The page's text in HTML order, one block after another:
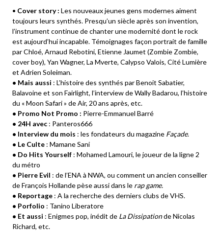
• Cover story : Les nouveaux jeunes gens modernes aiment
toujours leurs synthés. Presqu’un siècle après son invention,
l’instrument continue de chanter une modernité dont le rock
est aujourd’hui incapable. Témoignages façon portrait de famille
par Chloé, Arnaud Rebotini, Etienne Jaumet (Zombie Zombie,
cover boy), Yan Wagner, La Mverte, Calypso Valois, Cité Lumière
et Adrien Soleiman.
• Mais aussi : L’histoire des synthés par Benoit Sabatier,
Balavoine et son Fairlight, l’interview de Wally Badarou, l’histoire
du « Moon Safari » de Air, 20 ans après, etc.
• Promo Not Promo : Pierre-Emmanuel Barré
• 24H avec : Panteros666
• Interview du mois : les fondateurs du magazine Façade.
• Le Culte : Mamane Sani
• Do Hits Yourself : Mohamed Lamouri, le joueur de la ligne 2
du métro
• Pierre Evil : de l’ENA à NWA, ou comment un ancien conseiller
de François Hollande pèse aussi dans le rap game.
• Reportage : A la recherche des derniers clubs de VHS.
• Porfolio : Tanino Liberatore
• Et aussi : Enigmes pop, inédit de La Dissipationde Nicolas
Richard, etc.